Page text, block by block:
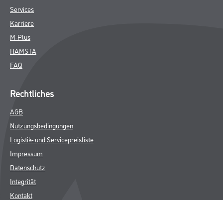
Services
Karriere
M-Plus
HAMSTA
FAQ
Rechtliches
AGB
Nutzungsbedingungen
Logistik- und Servicepreisliste
Impressum
Datenschutz
Integrität
Kontakt